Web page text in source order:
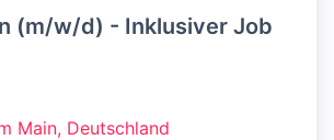
(m/w/d) - Inklusiver Job
Main, Deutschland